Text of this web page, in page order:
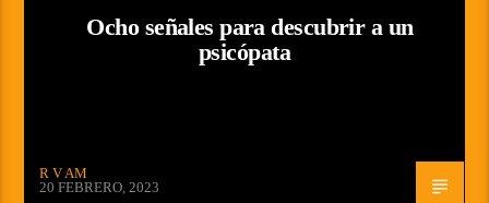
Ocho señales para descubrir a un
psicópata
R V AM
20 FEBRERO, 2023